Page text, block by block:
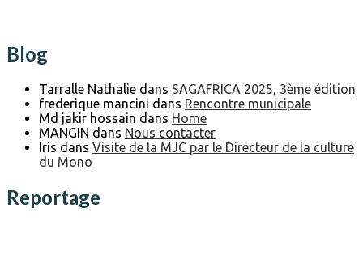
Blog
Tarralle Nathalie dans SAGAFRICA 2025, 3ème édition
frederique mancini dans Rencontre municipale
Md jakir hossain dans Home
MANGIN dans Nous contacter
Iris dans Visite de la MJC par le Directeur de la culture
du Mono
Reportage